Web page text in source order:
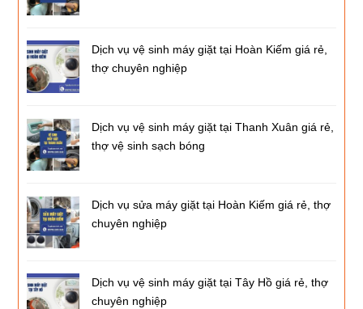
Dịch vụ vệ sinh máy giặt tại Hoàn Kiếm giá rẻ,
thợ chuyên nghiệp
Dịch vụ vệ sinh máy giặt tại Thanh Xuân giá rẻ,
thợ vệ sinh sạch bóng
Dịch vụ sửa máy giặt tại Hoàn Kiếm giá rẻ, thợ
chuyên nghiệp
Dịch vụ vệ sinh máy giặt tại Tây Hồ giá rẻ, thợ
chuyên nghiệp